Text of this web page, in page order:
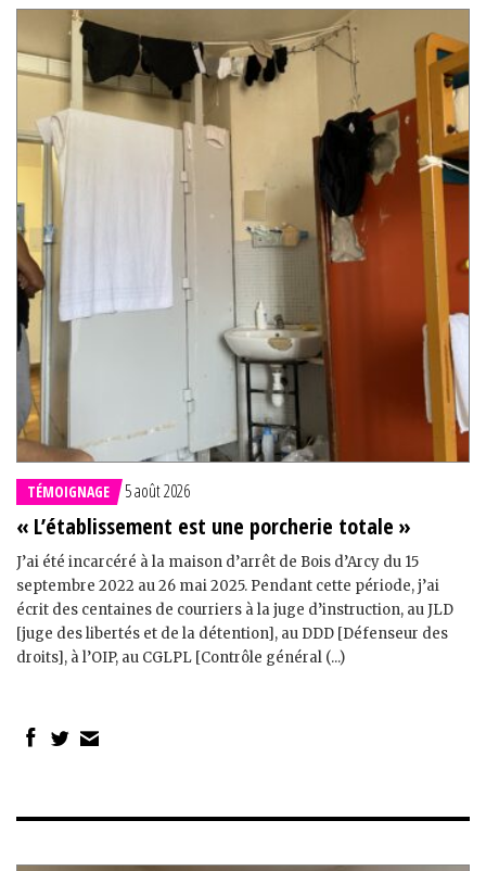
TÉMOIGNAGE 5 août 2026
« L’établissement est une porcherie totale »
J’ai été incarcéré à la maison d’arrêt de Bois d’Arcy du 15
septembre 2022 au 26 mai 2025. Pendant cette période, j’ai
écrit des centaines de courriers à la juge d’instruction, au JLD
[juge des libertés et de la détention], au DDD [Défenseur des
droits], à l’OIP, au CGLPL [Contrôle général (...)